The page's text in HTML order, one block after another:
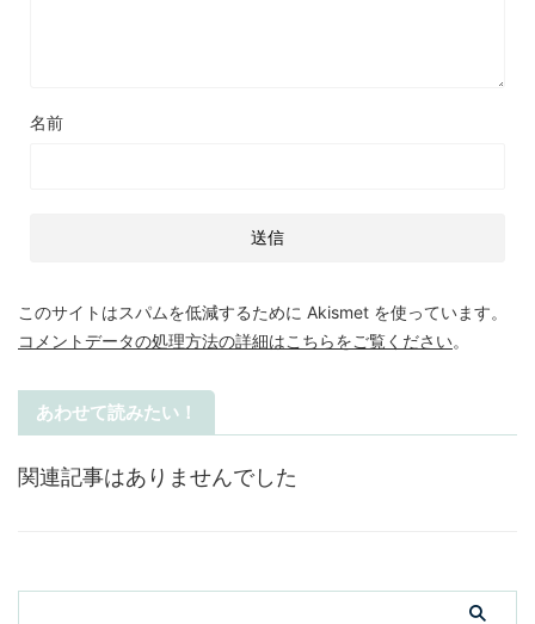
名前
このサイトはスパムを低減するために Akismet を使っています。
コメントデータの処理方法の詳細はこちらをご覧ください。
あわせて読みたい！
関連記事はありませんでした